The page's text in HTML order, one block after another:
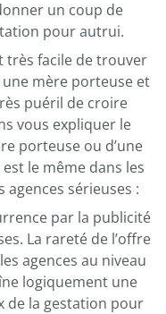
un coup de
pour autrui.
très facile de trouver
mère porteuse et
puéril de croire
vous expliquer le
porteuse ou d’une
le même dans les
agences sérieuses :
par la publicité
La rareté de l’offre
agences au niveau
logiquement une
de la gestation pour